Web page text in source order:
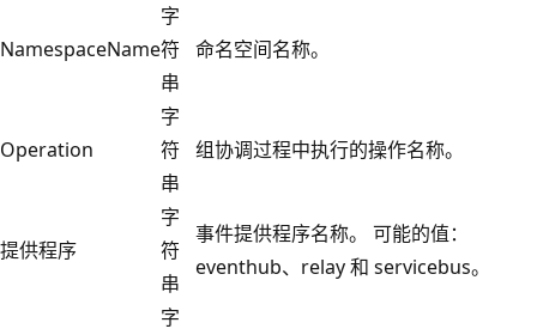
NamespaceName
字
符
串
命名空间名称。
Operation
字
符
串
组协调过程中执行的操作名称。
提供程序
字
符
串
事件提供程序名称。 可能的值：
eventhub、relay 和 servicebus。
字